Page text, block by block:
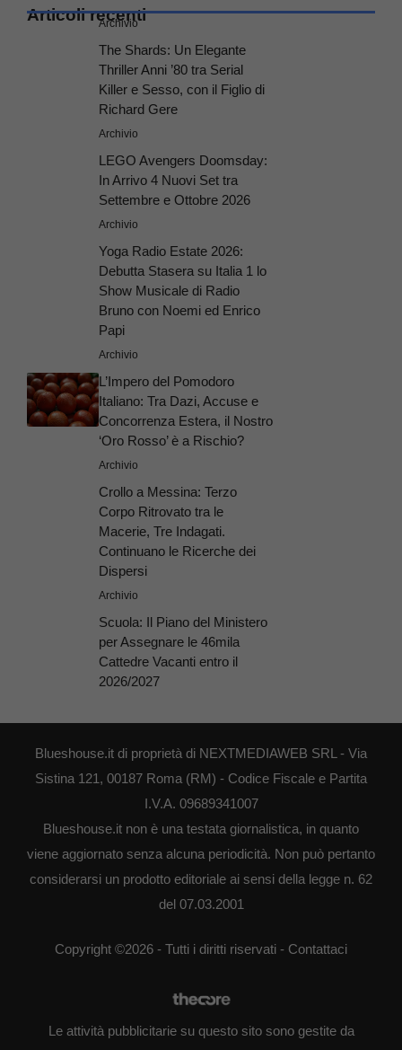
Articoli recenti
Archivio
The Shards: Un Elegante
Thriller Anni ’80 tra Serial
Killer e Sesso, con il Figlio di
Richard Gere
Archivio
LEGO Avengers Doomsday:
In Arrivo 4 Nuovi Set tra
Settembre e Ottobre 2026
Archivio
Yoga Radio Estate 2026:
Debutta Stasera su Italia 1 lo
Show Musicale di Radio
Bruno con Noemi ed Enrico
Papi
Archivio
L’Impero del Pomodoro
Italiano: Tra Dazi, Accuse e
Concorrenza Estera, il Nostro
‘Oro Rosso’ è a Rischio?
Archivio
Crollo a Messina: Terzo
Corpo Ritrovato tra le
Macerie, Tre Indagati.
Continuano le Ricerche dei
Dispersi
Archivio
Scuola: Il Piano del Ministero
per Assegnare le 46mila
Cattedre Vacanti entro il
2026/2027
Blueshouse.it di proprietà di NEXTMEDIAWEB SRL - Via
Sistina 121, 00187 Roma (RM) - Codice Fiscale e Partita
I.V.A. 09689341007
Blueshouse.it non è una testata giornalistica, in quanto
viene aggiornato senza alcuna periodicità. Non può pertanto
considerarsi un prodotto editoriale ai sensi della legge n. 62
del 07.03.2001
Copyright ©2026 - Tutti i diritti riservati - Contattaci
Le attività pubblicitarie su questo sito sono gestite da